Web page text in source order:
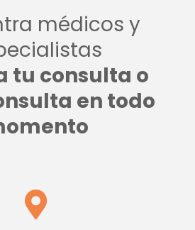
médicos y
tu consulta o
en todo